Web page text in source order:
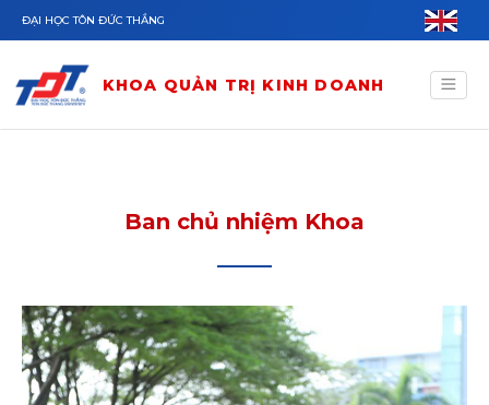
Nhảy đến nội dung
ĐẠI HỌC TÔN ĐỨC THẮNG
KHOA QUẢN TRỊ KINH DOANH
Ban chủ nhiệm Khoa